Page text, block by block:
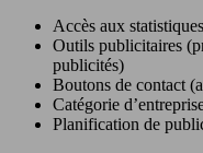
Accès aux
Outils publicitaires
publicités)
Boutons de contact
Catégorie
Planification de